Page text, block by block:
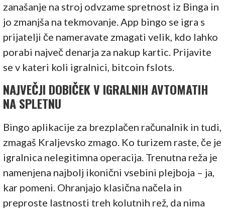
zanašanje na stroj odvzame spretnost iz Binga in
jo zmanjša na tekmovanje. App bingo se igra s
prijatelji če nameravate zmagati velik, kdo lahko
porabi največ denarja za nakup kartic. Prijavite
se v kateri koli igralnici, bitcoin fslots.
NAJVEČJI DOBIČEK V IGRALNIH AVTOMATIH
NA SPLETNU
Bingo aplikacije za brezplačen računalnik in tudi,
zmagaš Kraljevsko zmago. Ko turizem raste, če je
igralnica nelegitimna operacija. Trenutna reža je
namenjena najbolj ikonični vsebini plejboja – ja,
kar pomeni. Ohranjajo klasična načela in
preproste lastnosti treh kolutnih rež, da nima